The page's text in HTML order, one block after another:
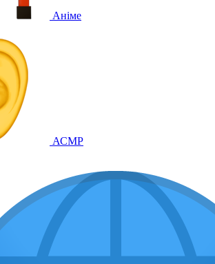
Аніме
АСМР